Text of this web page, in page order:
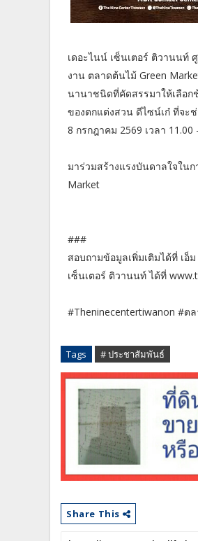
เดอะไนน์ เซ็นเตอร์ ติวานนท์
งาน ตลาดต้นไม้ Green
นานาชนิดที่คัดสรรมาให้เลือก
ของตกแต่งสวน ดีไซน์เก๋ ที่จะ
8 กรกฎาคม 2569 เวลา
มาร่วมสร้างแรงบันดาลใจใน
Market
###
สอบถามข้อมูลเพิ่มเติมได้ที่ เ
เซ็นเตอร์ ติวานนท์ ได้ที่
#Theninecentertiwanon #ต
Tags # ประชาสัมพันธ์
Share This